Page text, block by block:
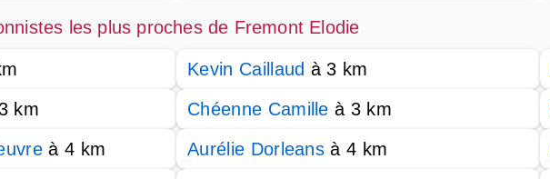
les plus proches de Fremont Elodie
Kevin Caillaud à 3 km
km Chéenne Camille à 3 km
à 4 km Aurélie Dorleans à 4 km